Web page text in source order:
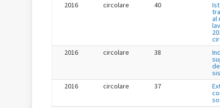
2016
circolare 40
al
2016
circolare 38
2016
circolare 37